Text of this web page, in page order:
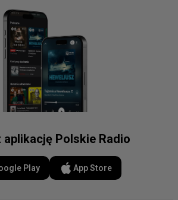
aplikację Polskie Radio
Play App Store